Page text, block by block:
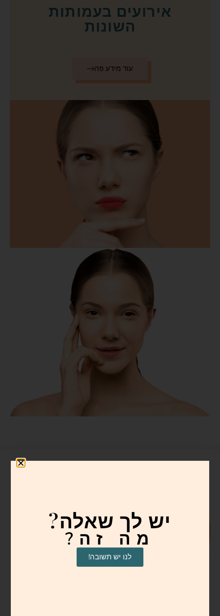
אירועים בעמותות
השונות
עוד מידע פה
יש לך שאלה?
מה זה?
לנו יש תשובה!